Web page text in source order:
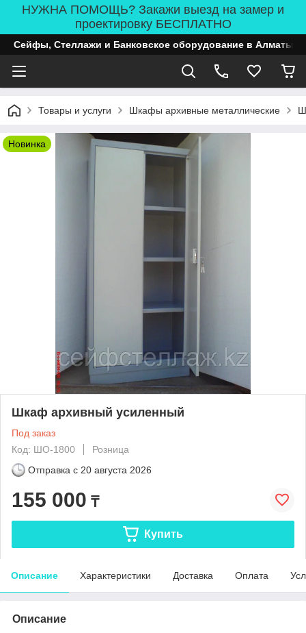
НУЖНА ПОМОЩЬ? Закажи выезд на замер и
проектировку БЕСПЛАТНО
Сейфы, Стеллажи и Банковское оборудование в Алматы
Товары и услуги Шкафы архивные металлические
Новинка
Шкаф архивный усиленный
Под заказ
Код: ШО-1800
Розница
Отправка с 20 августа 2026
155 000 ₸
Купить
Описание Характеристики Доставка Оплата
Описание